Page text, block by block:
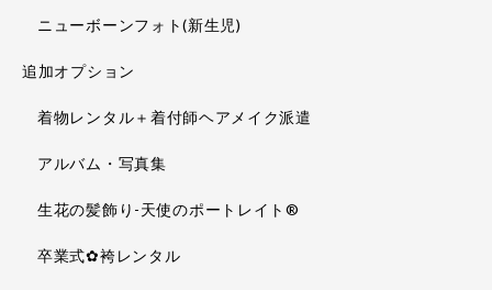
ニューボーンフォト(新生児)
追加オプション
着物レンタル＋着付師ヘアメイク派遣
アルバム・写真集
生花の髪飾り-天使のポートレイト®
卒業式✿袴レンタル